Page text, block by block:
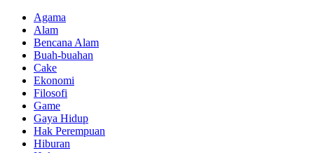
Agama
Alam
Bencana Alam
Buah-buahan
Cake
Ekonomi
Filosofi
Game
Gaya Hidup
Hak Perempuan
Hiburan